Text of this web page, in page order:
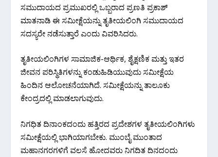
ಸಮುದಾಯದ ಪ್ರಮುಖರಲ್ಲಿ ಒಬ್ಬರಾದ ಪ್ರಣತಿ ಪ್ರಕಾಶ್
ಮಾತನಾಡಿ ಈ ಸಮೀಕ್ಷೆಯನ್ನು ತೃತೀಯಲಿಂಗಿ ಸಮುದಾಯದ
ಸದಸ್ಯರೇ ನಡೆಸುತ್ತಾರೆ ಎಂದು ವಿವರಿಸಿದರು.
ತೃತೀಯಲಿಂಗಿಗಳ ಸಾಮಾಜಿಕ-ಆರ್ಥಿಕ, ಶೈಕ್ಷಣಿಕ ಮತ್ತು ಇತರ
ಜೀವನ ಪರಿಸ್ಥಿತಿಗಳನ್ನು ಕಂಡುಹಿಡಿಯುವುದು ಸಮೀಕ್ಷೆಯ
ಹಿಂದಿನ ಆಲೋಚನೆಯಾಗಿದೆ. ಸಮೀಕ್ಷೆಯನ್ನು ತಾಲೂಕು
ಕೇಂದ್ರದಲ್ಲಿ ಮಾಡಲಾಗುವುದು.
ನಿಗಧಿತ ದಿನಾಂಕದಂದು ಹತ್ತಿರದ ಪ್ರದೇಶಗಳ ತೃತೀಯಲಿಂಗಿಗಳು
ಸಮೀಕ್ಷೆಯಲ್ಲಿ ಭಾಗಿಯಾಗಬೇಕು. ಮುಂಬೈ ಮುಂತಾದ
ಮಹಾನಗರಗಳಿಗೆ ವಲಸೆ ಹೋದವರು ನಿಗದಿತ ದಿನದಂದು